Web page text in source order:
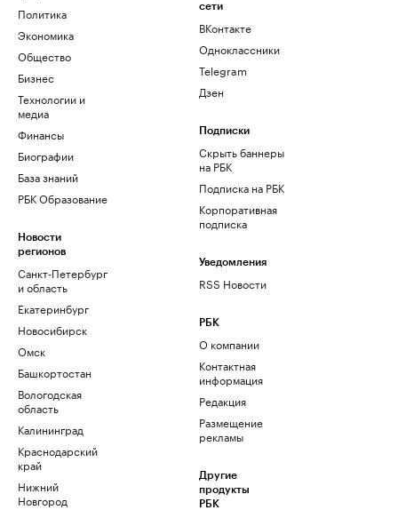
Политика
Экономика
Общество
Бизнес
Технологии и
медиа
Финансы
Биографии
База знаний
РБК Образование
Новости
регионов
Санкт-Петербург
и область
Екатеринбург
Новосибирск
Омск
Башкортостан
Вологодская
область
Калининград
Краснодарский
край
Нижний
Новгород
сети
ВКонтакте
Одноклассники
Telegram
Дзен
Подписки
Скрыть баннеры
на РБК
Подписка на РБК
Корпоративная
подписка
Уведомления
RSS Новости
РБК
О компании
Контактная
информация
Редакция
Размещение
рекламы
Другие
продукты
РБК